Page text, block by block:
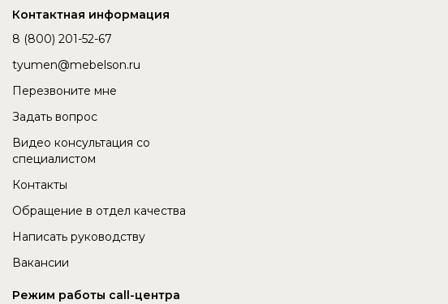
Контактная информация
8 (800) 201-52-67
tyumen@mebelson.ru
Перезвоните мне
Задать вопрос
Видео консультация со
специалистом
Контакты
Обращение в отдел качества
Написать руководству
Вакансии
Режим работы call-центра